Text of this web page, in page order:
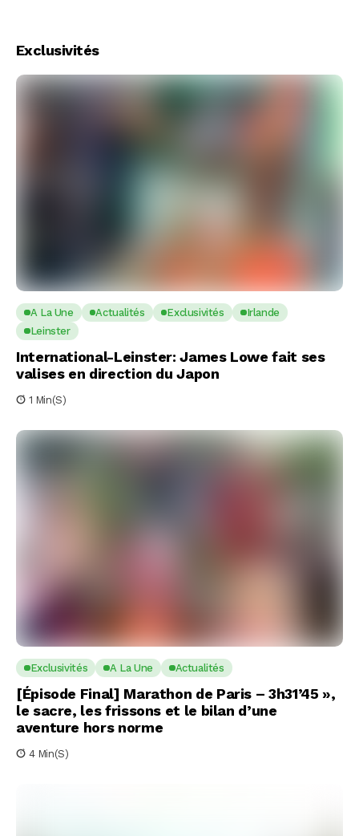
Exclusivités
A La Une Actualités Exclusivités
Irlande
Leinster
International-Leinster: James Lowe fait ses
valises en direction du Japon
1 Min(s)
Exclusivités A La Une Actualités
[Épisode Final] Marathon de Paris – 3h31’45 »,
le sacre, les frissons et le bilan d’une
aventure hors norme
4 Min(s)